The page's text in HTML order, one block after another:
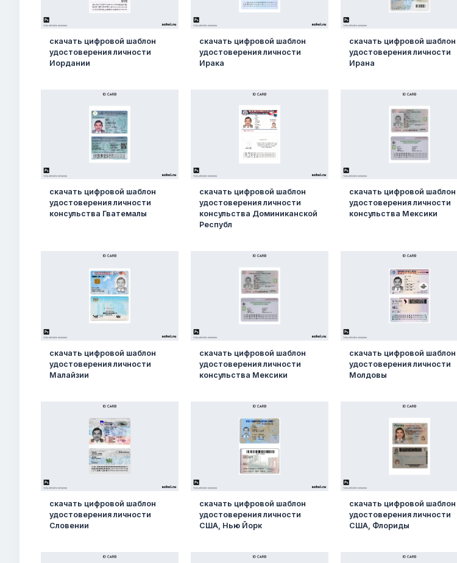
скачать цифровой шаблон
удостоверения личности
Иордании
скачать цифровой шаблон
удостоверения личности
Ирака
скачать цифровой шаблон
удостоверения личности
Ирана
скачать цифровой шаблон
удостоверения личности
консульства Гватемалы
скачать цифровой шаблон
удостоверения личности
консульства Доминиканской
Республ
скачать цифровой шаблон
удостоверения личности
консульства Мексики
скачать цифровой шаблон
удостоверения личности
Малайзии
скачать цифровой шаблон
удостоверения личности
консульства Мексики
скачать цифровой шаблон
удостоверения личности
Молдовы
скачать цифровой шаблон
удостоверения личности
Словении
скачать цифровой шаблон
удостоверения личности
США, Нью Йорк
скачать цифровой шаблон
удостоверения личности
США, Флориды